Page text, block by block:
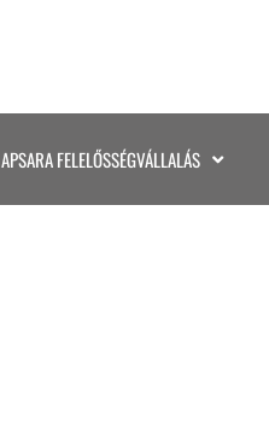
APSARA FELELŐSSÉGVÁLLALÁS